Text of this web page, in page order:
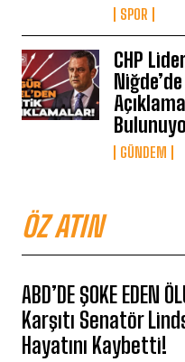
SPOR
CHP
Niğde’de
GÜNDEM
ÖZ ATIN
ABD’DE ŞOKE EDEN
Karşıtı Senatör
Hayatını Kaybetti!